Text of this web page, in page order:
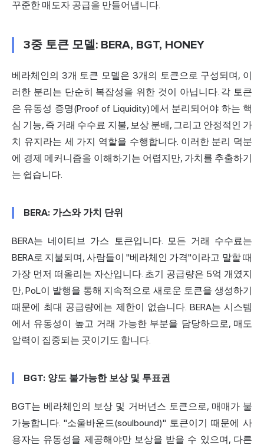
꾸준한 매도자 공급을 만들어냅니다.
3중 토큰 모델: BERA, BGT, HONEY
베라체인의 3개 토큰 모델은 3개의 토큰으로 구성되며, 이
러한 분리는 단순히 복잡성을 위한 것이 아닙니다. 각 토큰
은 유동성 증명(Proof of Liquidity)에서 분리되어야 하는 핵
심 기능, 즉 거래 수수료 지불, 보상 분배, 그리고 안정적인 가
치 유지라는 세 가지 역할을 수행합니다. 이러한 분리 덕분
에 경제 메커니즘을 이해하기는 어렵지만, 가치를 추출하기
는 쉽습니다.
BERA: 가스와 가치 단위
BERA는 네이티브 가스 토큰입니다. 모든 거래 수수료는
BERA로 지불되며, 사람들이 "베라체인 가격"이라고 말할 때
가장 먼저 떠올리는 자산입니다. 초기 공급량은 5억 개였지
만, PoL이 발행을 통해 지속적으로 새로운 토큰을 생성하기
때문에 최대 공급량에는 제한이 없습니다. BERA는 시스템
에서 유동성이 높고 거래 가능한 부분을 담당하므로, 매도
압력이 집중되는 곳이기도 합니다.
BGT: 양도 불가능한 보상 및 투표권
BGT는 베라체인의 보상 및 거버넌스 토큰으로, 매매가 불
가능합니다. "소울바운드(soulbound)" 토큰이기 때문에 사
용자는 유동성을 제공해야만 보상을 받을 수 있으며, 다른